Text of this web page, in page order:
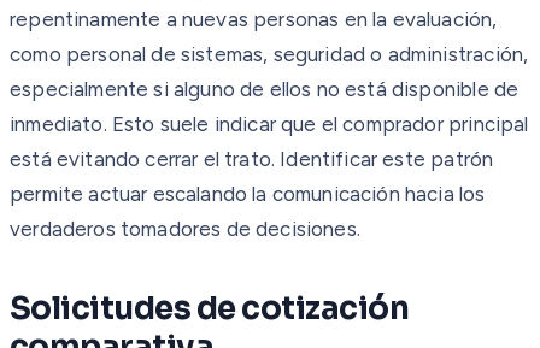
repentinamente a nuevas personas en la evaluación,
como personal de sistemas, seguridad o administración,
especialmente si alguno de ellos no está disponible de
inmediato. Esto suele indicar que el comprador principal
está evitando cerrar el trato. Identificar este patrón
permite actuar escalando la comunicación hacia los
verdaderos tomadores de decisiones.
Solicitudes de cotización